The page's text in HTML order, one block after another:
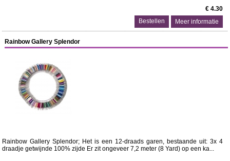
€ 4.30
Meer informatie
Rainbow Gallery Splendor
Rainbow Gallery Splendor; Het is een 12-draads garen, bestaande uit: 3x 4
draadje getwijnde 100% zijde Er zit ongeveer 7,2 meter (8 Yard) op een ka...